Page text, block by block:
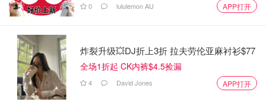
0 lululemon AU APP打开
炸裂升级💥DJ折上3折 拉夫劳伦亚麻衬衫$77
全场1折起 CK内裤$4.5捡漏
4 David Jones APP打开